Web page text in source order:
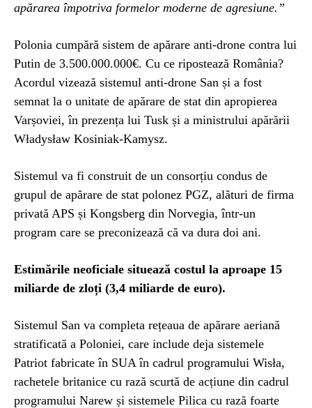
apărarea împotriva formelor moderne de agresiune.”
Polonia cumpără sistem de apărare anti-drone contra lui
Putin de 3.500.000.000€. Cu ce ripostează România?
Acordul vizează sistemul anti-drone San și a fost
semnat la o unitate de apărare de stat din apropierea
Varșoviei, în prezența lui Tusk și a ministrului apărării
Władysław Kosiniak-Kamysz.
Sistemul va fi construit de un consorțiu condus de
grupul de apărare de stat polonez PGZ, alături de firma
privată APS și Kongsberg din Norvegia, într-un
program care se preconizează că va dura doi ani.
Estimările neoficiale situează costul la aproape 15
miliarde de zloți (3,4 miliarde de euro).
Sistemul San va completa rețeaua de apărare aeriană
stratificată a Poloniei, care include deja sistemele
Patriot fabricate în SUA în cadrul programului Wisła,
rachetele britanice cu rază scurtă de acțiune din cadrul
programului Narew și sistemele Pilica cu rază foarte